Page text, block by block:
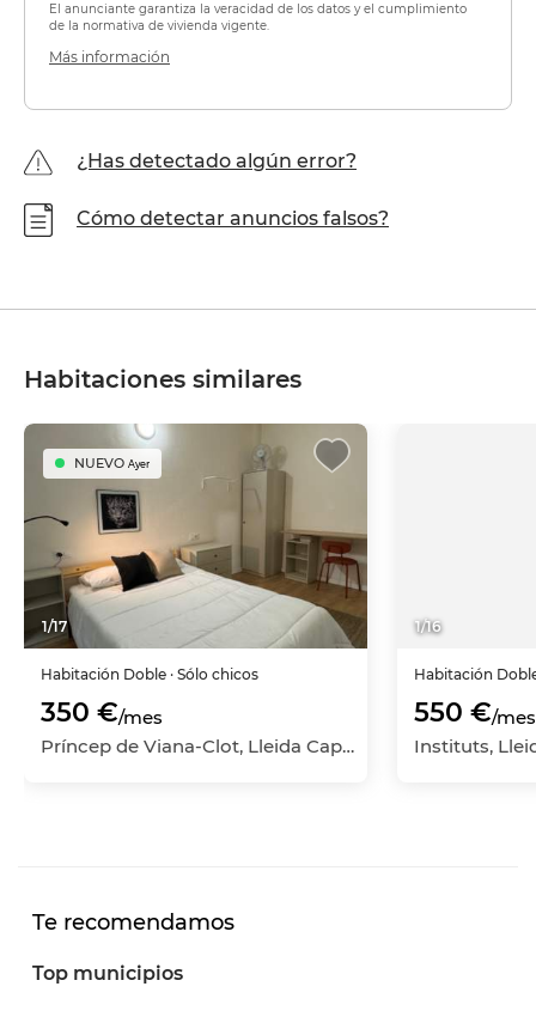
El anunciante garantiza la veracidad de los datos y el cumplimiento
de la normativa de vivienda vigente.
Más información
¿Has detectado algún error?
Cómo detectar anuncios falsos?
Habitaciones similares
1/17
NUEVO Ayer
Habitación Doble · Sólo chicos
350 €/mes
Príncep de Viana-Clot, Lleida Capital, Lleida
1/16
Habitación
550 €/mes
Te recomendamos
Top municipios